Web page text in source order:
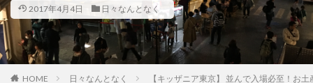
2017年4月4日 日々なんとなく
HOME 日々なんとなく 【キッザニア東京】 並んで入場必至！お